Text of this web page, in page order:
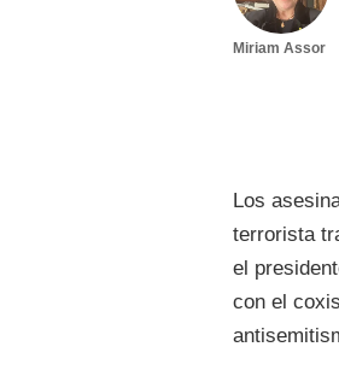
Miriam Assor
Los
terrorista
el
con el